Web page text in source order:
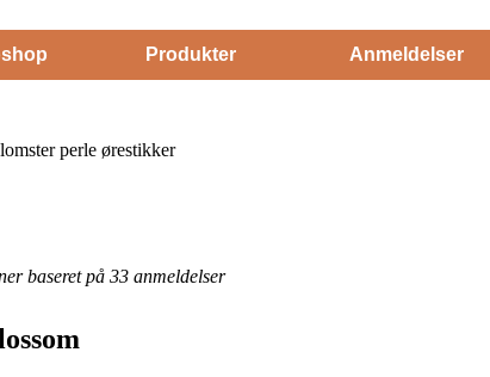
Produkter Anmeldelser
perle ørestikker
baseret på 33 anmeldelser